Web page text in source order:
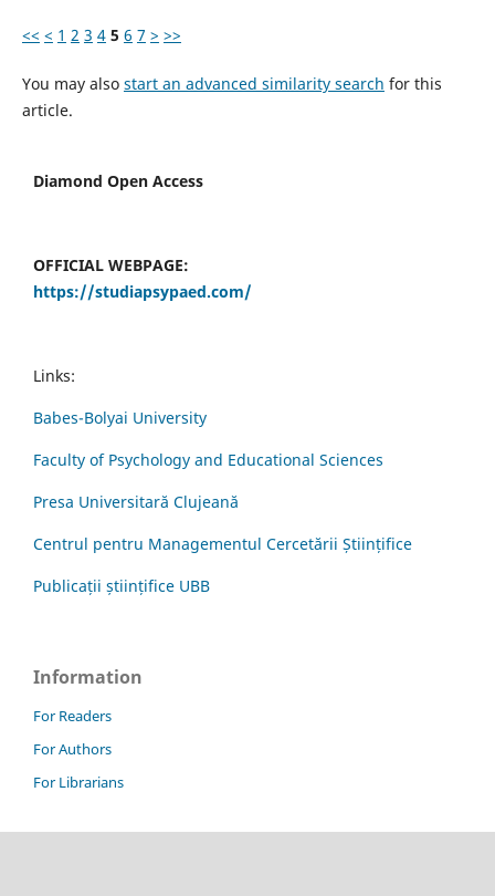
<< < 1 2 3 4 5 6 7 > >>
You may also start an advanced similarity search for this
article.
Diamond Open Access
OFFICIAL WEBPAGE:
https://studiapsypaed.com/
Links:
Babes-Bolyai University
Faculty of Psychology and Educational Sciences
Presa Universitară Clujeană
Centrul pentru Managementul Cercetării Științifice
Publicații științifice UBB
Information
For Readers
For Authors
For Librarians